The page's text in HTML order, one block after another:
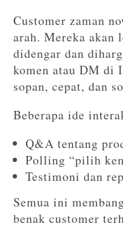
Customer zaman
arah. Mereka akan
didengar dan
komen atau DM di
sopan, cepat, dan
Beberapa ide
Q&A tentang
Polling “pilih
Testimoni dan
Semua ini
benak customer